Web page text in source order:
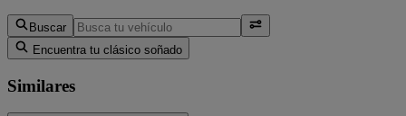
Buscar
Encuentra tu clásico soñado
Similares